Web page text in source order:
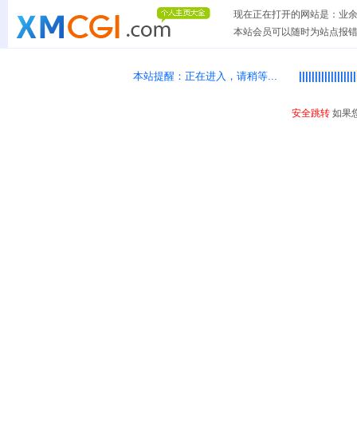
现在正在打开的网站是：业
本站会员可以随时为站点报